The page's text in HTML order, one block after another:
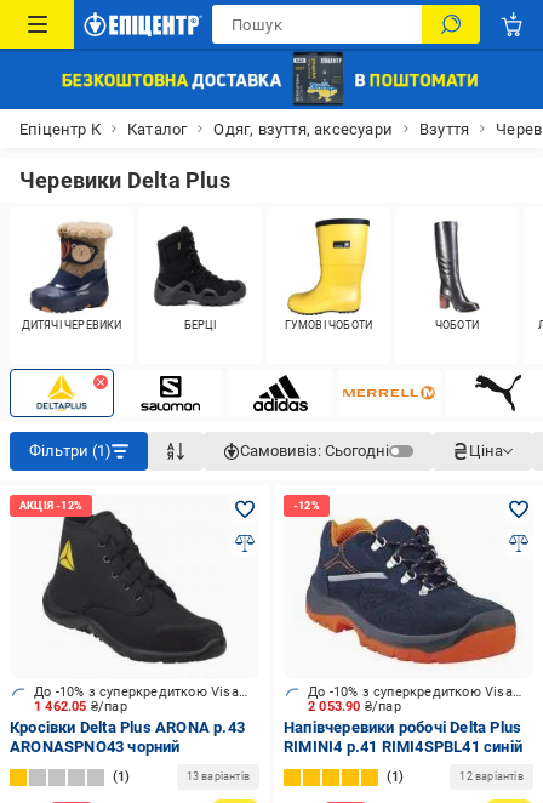
Епіцентр К Каталог Одяг, взуття, аксесуари Взуття
Черевики Delta Plus
ДИТЯЧІ ЧЕРЕВИКИ БЕРЦІ ГУМОВІ ЧОБОТИ ЧОБОТИ
Фільтри (1) Самовивіз: Сьогодні Ціна
1 462.05 ₴/пар
До -10% з суперкредиткою Visa Вигода
Кросівки Delta Plus ARONA р.43
ARONASPNO43 чорний
1 13 варіантів
2 053.90 ₴/пар
До -10% з суперкредиткою Visa Вигода
Напівчеревики робочі Delta Plus
RIMINI4 р.41 RIMI4SPBL41 синій
1 12 варіантів